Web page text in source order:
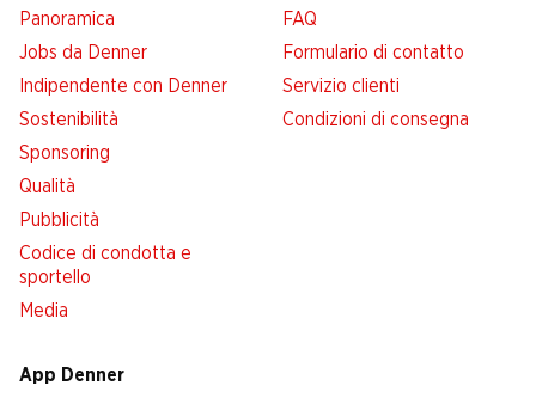
Panoramica
Jobs da Denner
Indipendente con Denner
Sostenibilità
Sponsoring
Qualità
Pubblicità
Codice di condotta e
sportello
Media
FAQ
Formulario di contatto
Servizio clienti
Condizioni di consegna
App Denner